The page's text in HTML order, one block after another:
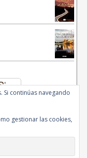
Si continúas navegando
gestionar las cookies,